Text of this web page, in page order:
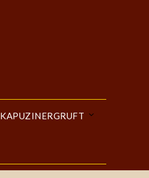
KAPUZINERGRUFT